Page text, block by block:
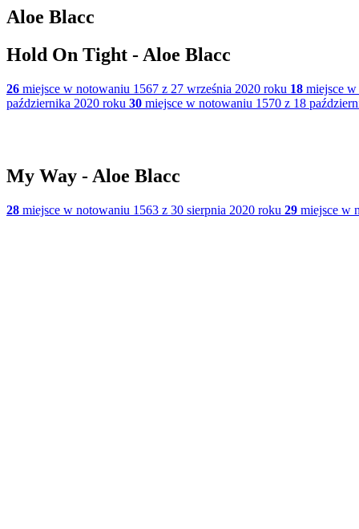
Aloe Blacc
Hold On Tight - Aloe Blacc
26 miejsce w notowaniu 1567 z 27 września 2020 roku 18 miejsce
października 2020 roku 30 miejsce w notowaniu 1570 z 18
My Way - Aloe Blacc
28 miejsce w notowaniu 1563 z 30 sierpnia 2020 roku 29 miejsce w